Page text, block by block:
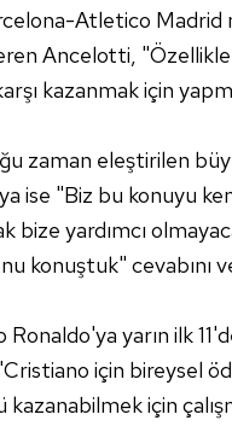
Atletico Madrid
Ancelotti, "Özellikle
kazanmak için
eleştirilen
ise "Biz bu konuyu
yardımcı
konuştuk" cevabını
yarın ilk
için bireysel
için